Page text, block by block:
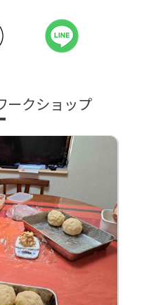
ークショップ